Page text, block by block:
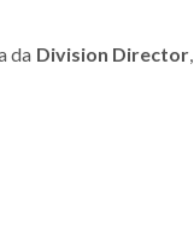
da Division Director,